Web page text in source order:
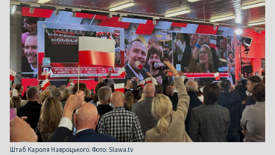
Штаб Кароля Навроцького. Фото: Slawa.tv